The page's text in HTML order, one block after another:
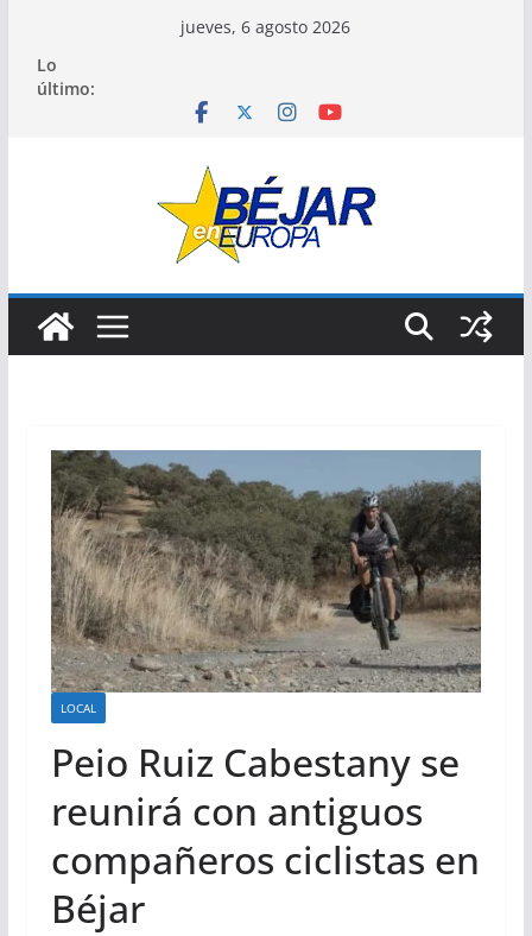
contenido
jueves, 6 agosto 2026
Lo
último:
LOCAL
Peio Ruiz Cabestany se
reunirá con antiguos
compañeros ciclistas en
Béjar